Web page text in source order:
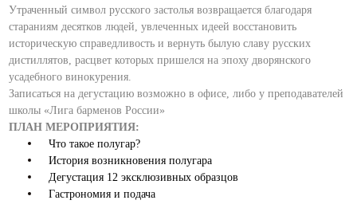
Утраченный символ русского застолья возвращается благодаря
стараниям десятков людей, увлеченных идеей восстановить
историческую справедливость и вернуть былую славу русских
дистиллятов, расцвет которых пришелся на эпоху дворянского
усадебного винокурения.
Записаться на дегустацию возможно в офисе, либо у преподавателей
школы «Лига барменов России»
ПЛАН МЕРОПРИЯТИЯ:
Что такое полугар?
История возникновения полугара
Дегустация 12 эксклюзивных образцов
Гастрономия и подача